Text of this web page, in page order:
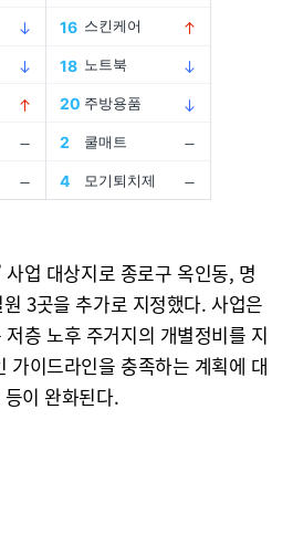
사업 대상지로 종로구 옥인동, 명
3곳을 추가로 지정했다. 사업은
저층 노후 주거지의 개별정비를 지
가이드라인을 충족하는 계획에 대
이 완화된다.